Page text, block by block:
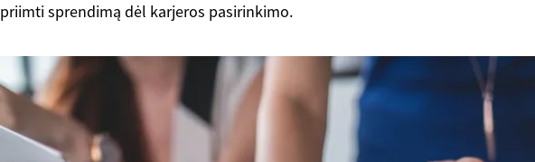
priimti sprendimą dėl karjeros pasirinkimo.